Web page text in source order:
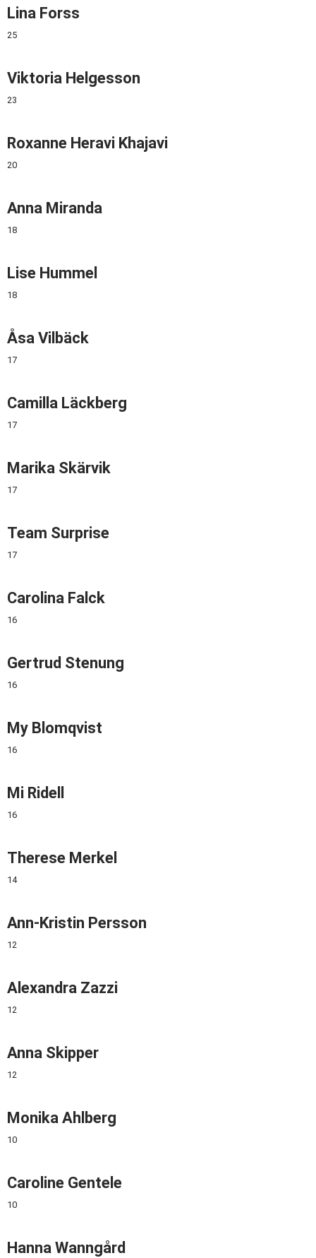
Lina Forss
25
Viktoria Helgesson
23
Roxanne Heravi Khajavi
20
Anna Miranda
18
Lise Hummel
18
Åsa Vilbäck
17
Camilla Läckberg
17
Marika Skärvik
17
Team Surprise
17
Carolina Falck
16
Gertrud Stenung
16
My Blomqvist
16
Mi Ridell
16
Therese Merkel
14
Ann-Kristin Persson
12
Alexandra Zazzi
12
Anna Skipper
12
Monika Ahlberg
10
Caroline Gentele
10
Hanna Wanngård